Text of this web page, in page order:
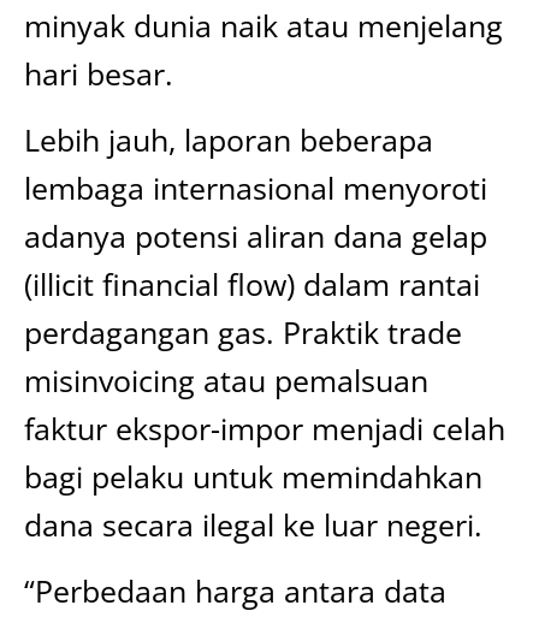
minyak dunia naik atau menjelang
hari besar.
Lebih jauh, laporan beberapa
lembaga internasional menyoroti
adanya potensi aliran dana gelap
(illicit financial flow) dalam rantai
perdagangan gas. Praktik trade
misinvoicing atau pemalsuan
faktur ekspor-impor menjadi celah
bagi pelaku untuk memindahkan
dana secara ilegal ke luar negeri.
“Perbedaan harga antara data